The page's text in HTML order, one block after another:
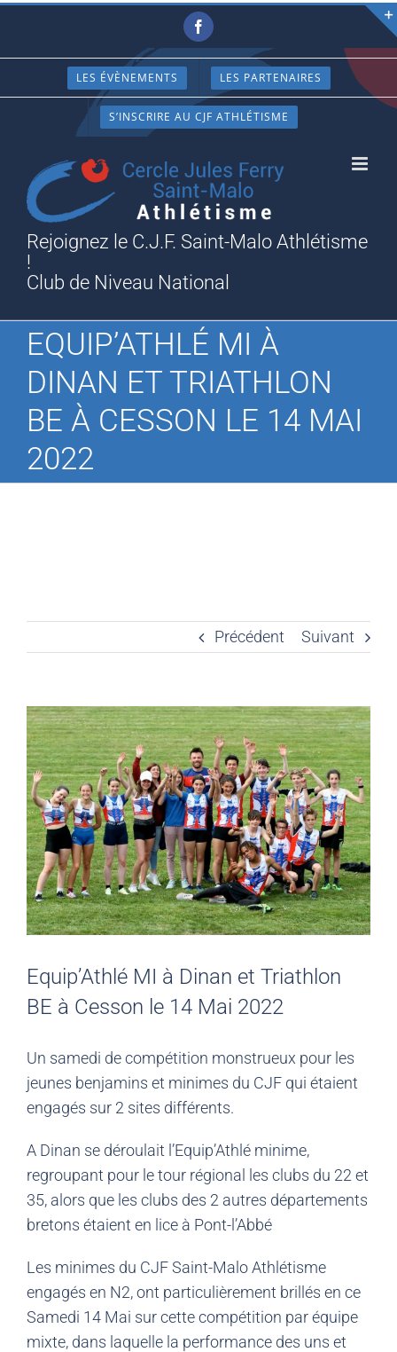
Passer
contenu
Facebook
LES ÉVÈNEMENTS LES PARTENAIRES
S’INSCRIRE AU CJF ATHLÉTISME
Rejoignez le C.J.F. Saint-Malo Athlétisme
!
Club de Niveau National
EQUIP’ATHLÉ MI À
DINAN ET TRIATHLON
BE À CESSON LE 14 MAI
2022
Précédent Suivant
Equip’Athlé MI à Dinan et Triathlon
BE à Cesson le 14 Mai 2022
Un samedi de compétition monstrueux pour les
jeunes benjamins et minimes du CJF qui étaient
engagés sur 2 sites différents.
A Dinan se déroulait l’Equip’Athlé minime,
regroupant pour le tour régional les clubs du 22 et
35, alors que les clubs des 2 autres départements
bretons étaient en lice à Pont-l’Abbé
Les minimes du CJF Saint-Malo Athlétisme
engagés en N2, ont particulièrement brillés en ce
Samedi 14 Mai sur cette compétition par équipe
mixte, dans laquelle la performance des uns et